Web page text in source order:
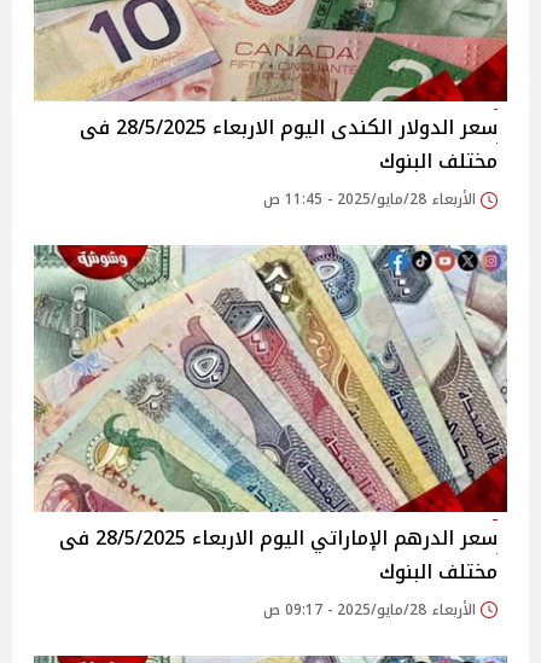
سعر الدولار الكندى اليوم الاربعاء 28/5/2025 فى
مختلف البنوك
الأربعاء 28/مايو/2025 - 11:45 ص
سعر الدرهم الإماراتي اليوم الاربعاء 28/5/2025 فى
مختلف البنوك
الأربعاء 28/مايو/2025 - 09:17 ص